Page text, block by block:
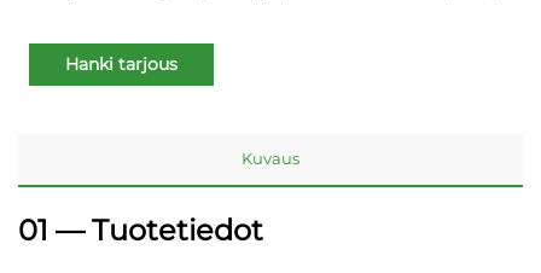
Hanki tarjous
Kuvaus
01 — Tuotetiedot